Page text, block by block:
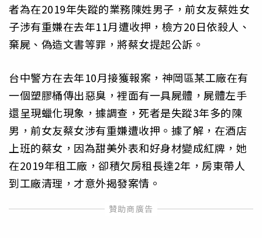
者為在2019年失蹤的業務陳姓男子，前女友蔡姓女
子涉有重嫌在去年11月遭收押，檢方20日依殺人、
棄屍、偽造文書等罪，將蔡女提起公訴。
台中警方在去年10月接獲報案，神岡區某工廠在有
一個塑膠桶傳出惡臭，裡面有一具屍體，屍體左手
還呈現蠟化現象，據調查，死者是失蹤3年多的陳
男，前女友蔡女涉有重嫌遭收押。據了解，在酒店
上班的蔡女，因為甜美外表和好身材變成紅牌，她
在2019年租工廠，卻積欠房租長達2年，房東帶人
到工廠清理，才意外揭發案情。